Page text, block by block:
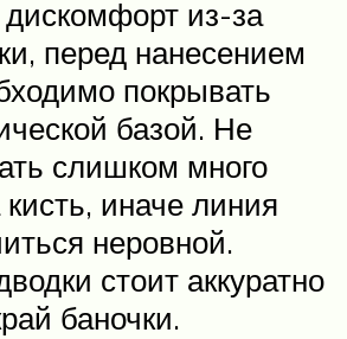
из-за
перед нанесением
покрывать
базой. Не
слишком много
иначе линия
неровной.
стоит аккуратно
баночки.